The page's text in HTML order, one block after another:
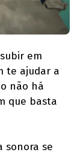
em
te ajudar a
não há
que basta
sonora se